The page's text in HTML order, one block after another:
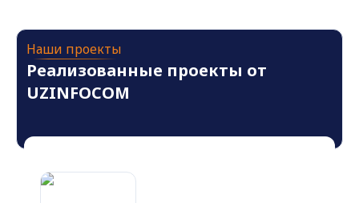
Наши проекты
Реализованные проекты от
UZINFOCOM